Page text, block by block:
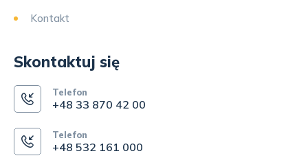
Kontakt
Skontaktuj się
Telefon
+48 33 870 42 00
Telefon
+48 532 161 000